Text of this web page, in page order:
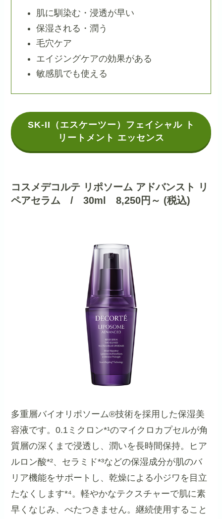
肌に馴染む・浸透が早い
保湿される・潤う
毛穴ケア
エイジングケアの効果がある
敏感肌でも使える
SK-II（エスケーツー）フェイシャル ト
リートメント エッセンス
コスメデコルテ リポソーム アドバンスト リ
ペアセラム / 30ml 8,250円～ (税込)
多重層バイオリポソーム®技術を採用した保湿美
容液です。0.1ミクロン*¹のマイクロカプセルが角
質層の深くまで浸透し、潤いを長時間保持。ヒア
ルロン酸*²、セラミド*³などの保湿成分が肌のバ
リア機能をサポートし、乾燥による小ジワを目立
たなくします*⁴。軽やかなテクスチャーで肌に素
早くなじみ、べたつきません。継続使用すること